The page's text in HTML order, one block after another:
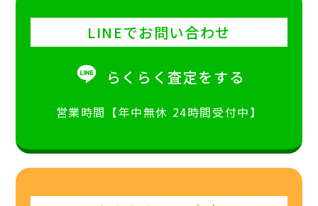
LINEでお問い合わせ
らくらく査定をする
営業時間【年中無休 24時間受付中】